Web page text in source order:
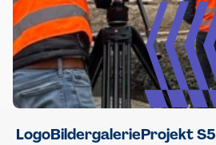
LogoBildergalerieProjekt S5